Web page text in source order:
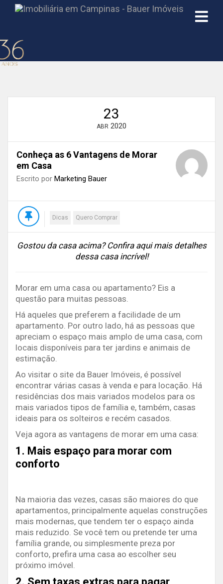
Início
23
ABR 2020
Conheça as 6 Vantagens de Morar
em Casa
Escrito por Marketing Bauer
Dicas Quero Comprar
Gostou da casa acima? Confira aqui mais detalhes
dessa casa incrível!
Morar em uma casa ou apartamento? Eis a
questão para muitas pessoas.
Há aqueles que preferem a facilidade de um
apartamento. Por outro lado, há as pessoas que
apreciam o espaço mais amplo de uma casa, com
locais disponíveis para ter jardins e animais de
estimação.
Ao visitar o site da Bauer Imóveis, é possível
encontrar várias casas à venda e para locação. Há
residências dos mais variados modelos para os
mais variados tipos de família e, também, casas
ideais para os solteiros e recém casados.
Veja agora as vantagens de morar em uma casa:
1. Mais espaço para morar com
conforto
Na maioria das vezes, casas são maiores do que
apartamentos, principalmente aquelas construções
mais modernas, que tendem ter o espaço ainda
mais reduzido. Se você tem ou pretende ter uma
família grande, ou simplesmente preza por
conforto, prefira uma casa ao escolher seu
próximo imóvel.